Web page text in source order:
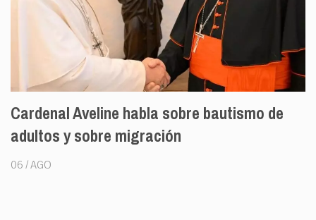
Aveline habla sobre bautismo de
sobre migración
León XIV